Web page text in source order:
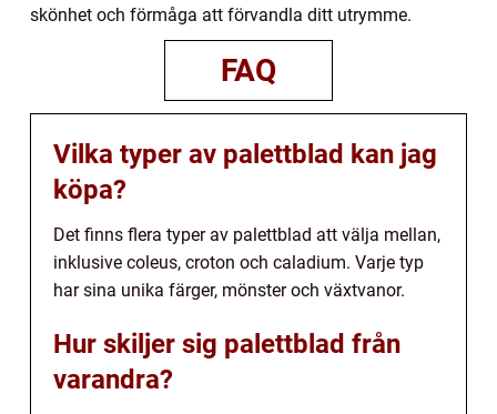
skönhet och förmåga att förvandla ditt utrymme.
FAQ
Vilka typer av palettblad kan jag
köpa?
Det finns flera typer av palettblad att välja mellan,
inklusive coleus, croton och caladium. Varje typ
har sina unika färger, mönster och växtvanor.
Hur skiljer sig palettblad från
varandra?